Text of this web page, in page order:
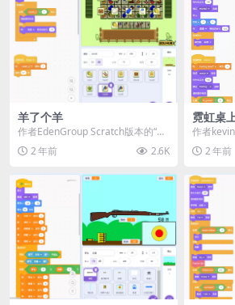
羊了个羊
作者EdenGroup Scratch版本的“羊
了个羊”小游戏，是一款基于Scr...
2 年前 2.6K
霓虹桌
作者
绍： 《
紧...2 年前